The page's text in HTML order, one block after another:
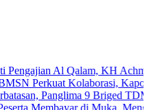
Al Qalam, KH Achmad
Kolaborasi, Kapolres
Panglima 9 Briged TDM
di Muka, Mengapa